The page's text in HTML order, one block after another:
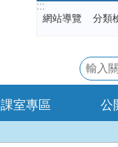
:::
網站導覽 分類
課室專區 公